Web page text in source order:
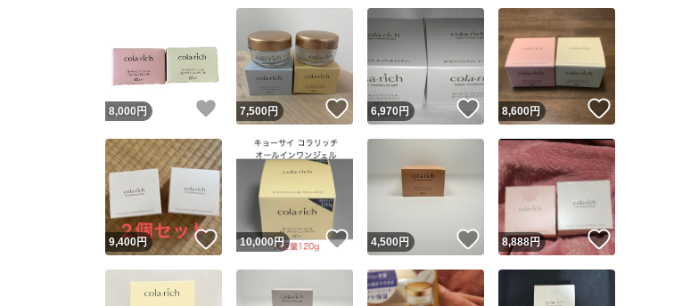
8,000 円 いいね！
7,500円 いいね！
6,970円 いいね！
8,600円
9,400円 いいね！
10,000円 いいね！
4,500円 いいね！
8,888円 いいね！